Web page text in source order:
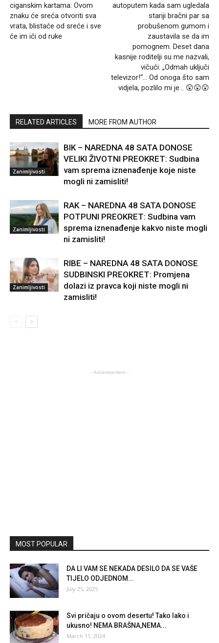
ciganskim kartama: Ovom
znaku će sreća otvoriti sva
vrata, blistaće od sreće i sve
će im ići od ruke
autoputem kada sam ugledala
stariji bračni par sa
probušenom gumom i
zaustavila se da im
pomognem. Deset dana
kasnije roditelji su me nazvali,
vičući: „Odmah uključi
televizor!“… Od onoga što sam
vidjela, pozlilo mi je… 😲😲😲
RELATED ARTICLES MORE FROM AUTHOR
Zanimljivosti
BIK – NAREDNA 48 SATA DONOSE
VELIKI ŽIVOTNI PREOKRET: Sudbina
vam sprema iznenađenje koje niste
mogli ni zamisliti!
Zanimljivosti
RAK – NAREDNA 48 SATA DONOSE
POTPUNI PREOKRET: Sudbina vam
sprema iznenađenje kakvo niste mogli
ni zamisliti!
Zanimljivosti
RIBE – NAREDNA 48 SATA DONOSE
SUDBINSKI PREOKRET: Promjena
dolazi iz pravca koji niste mogli ni
zamisliti!
- Advertisement -
MOST POPULAR
DA LI VAM SE NEKADA DESILO DA SE VAŠE
TIJELO ODJEDNOM...
July 25, 2025
Svi pričaju o ovom desertu! Tako lako i
ukusno! NEMA BRAŠNA,NEMA...
March 11, 2024